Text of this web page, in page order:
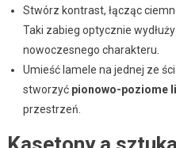
Stwórz kontrast, łącząc
Taki zabieg optycznie
nowoczesnego charakteru.
Umieść lamele na jednej ze
stworzyć pionowo-poziome
przestrzeń.